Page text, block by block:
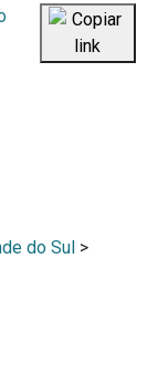
do Sul >